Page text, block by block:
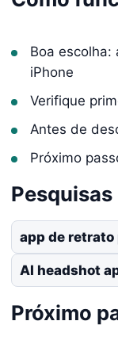
Boa escolha:
iPhone
Verifique
Antes de
Próximo
app de
AI headshot
Próximo